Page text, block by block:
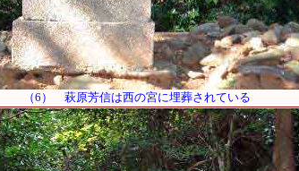
（6） 萩原芳信は西の宮に埋葬されている